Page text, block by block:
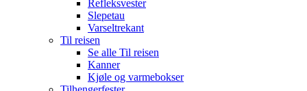
Refleksvester
Slepetau
Varseltrekant
Til reisen
Se alle Til reisen
Kanner
Kjøle og varmebokser